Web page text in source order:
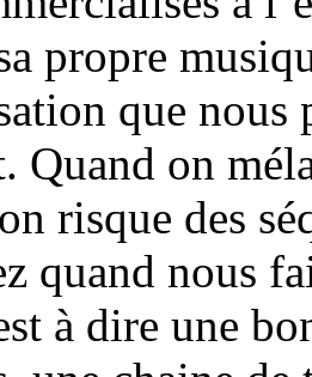
propre
que nous
Quand on
risque des
quand nous
à dire une